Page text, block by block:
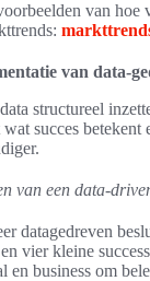
van hoe
van data-
structureel
succes betekent
van een data-
datagedreven
en vier kleine
en business om